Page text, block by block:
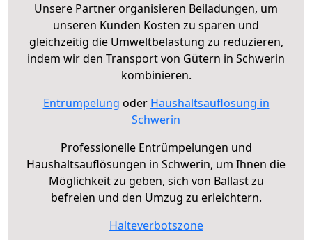
Unsere Partner organisieren Beiladungen, um
unseren Kunden Kosten zu sparen und
gleichzeitig die Umweltbelastung zu reduzieren,
indem wir den Transport von Gütern in Schwerin
kombinieren.
Entrümpelung oder Haushaltsauflösung in
Schwerin
Professionelle Entrümpelungen und
Haushaltsauflösungen in Schwerin, um Ihnen die
Möglichkeit zu geben, sich von Ballast zu
befreien und den Umzug zu erleichtern.
Halteverbotszone